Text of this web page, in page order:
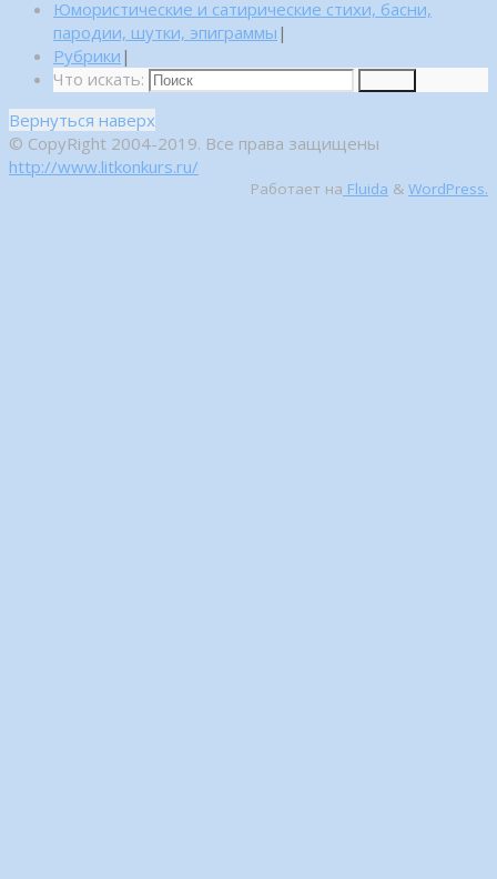
Юмористические и сатирические стихи, басни,
пародии, шутки, эпиграммы |
Рубрики |
Что искать:
Вернуться наверх
© CopyRight 2004-2019. Все права защищены
http://www.litkonkurs.ru/
Работает на Fluida & WordPress.